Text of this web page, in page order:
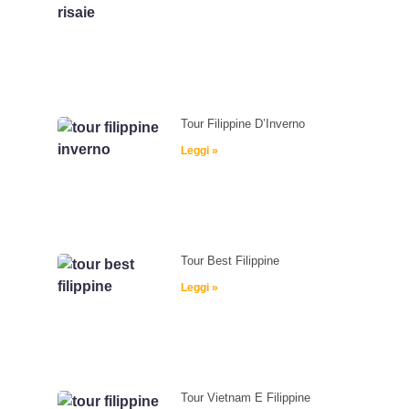
Tour Filippine D’Inverno
Leggi »
Tour Best Filippine
Leggi »
Tour Vietnam E Filippine